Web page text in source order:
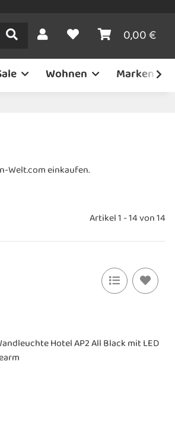
0,00 €
Wohnen Marken
Welt.com einkaufen.
Artikel 1 - 14 von 14